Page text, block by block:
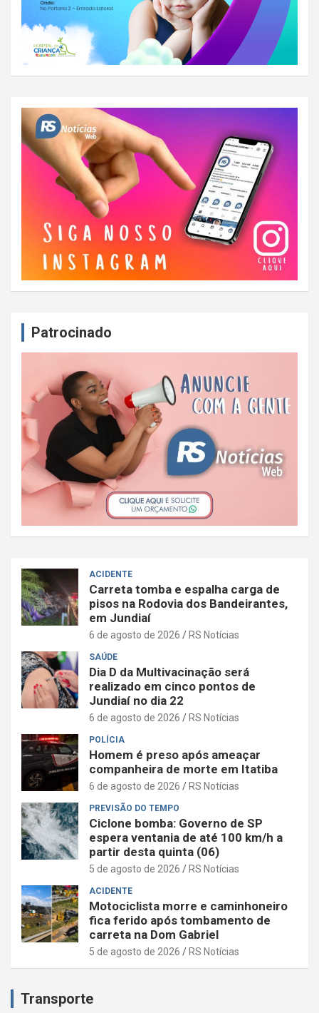
Patrocinado
ACIDENTE
Carreta tomba e espalha carga de
pisos na Rodovia dos Bandeirantes,
em Jundiaí
6 de agosto de 2026 RS Notícias
SAÚDE
Dia D da Multivacinação será
realizado em cinco pontos de
Jundiaí no dia 22
6 de agosto de 2026 RS Notícias
POLÍCIA
Homem é preso após ameaçar
companheira de morte em Itatiba
6 de agosto de 2026 RS Notícias
PREVISÃO DO TEMPO
Ciclone bomba: Governo de SP
espera ventania de até 100 km/h a
partir desta quinta (06)
5 de agosto de 2026 RS Notícias
ACIDENTE
Motociclista morre e caminhoneiro
fica ferido após tombamento de
carreta na Dom Gabriel
5 de agosto de 2026 RS Notícias
Transporte